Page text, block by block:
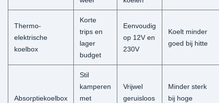
Thermo-
elektrische
koelbox
Korte
trips en
lager
budget
Eenvoudig
op 12V en
230V
Koelt minder
goed bij hitte
Absorptiekoelbox
Stil
kamperen
met
Vrijwel
geruisloos
Minder sterk
bij hoge